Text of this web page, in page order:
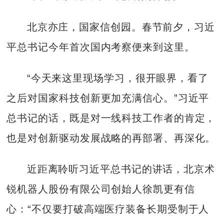
北京亦庄，国家信创园。春节前夕，习近
平总书记今年首次国内考察便来到这里。
“今天来这里现场学习，很开眼界，看了
之后对国家科技创新更加充满信心。”习近平
总书记的话，既是对一线科技工作者的肯定，
也是对创新驱动发展战略的再部署、再深化。
近距离聆听习近平总书记的讲话，北京术
锐机器人股份有限公司创始人徐凯更有信
心：“不仅要打破高端医疗装备长期受制于人